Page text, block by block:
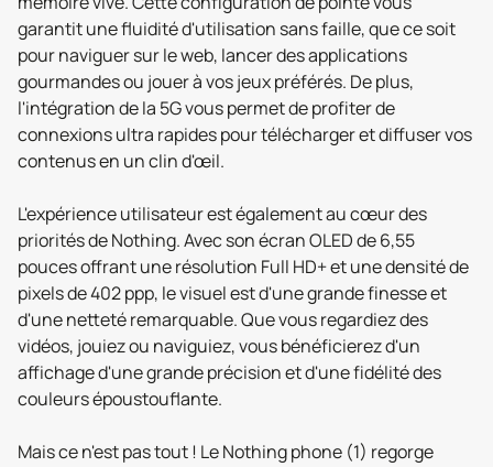
garantit une fluidité d'utilisation sans faille, que ce soit
pour naviguer sur le web, lancer des applications
gourmandes ou jouer à vos jeux préférés. De plus,
l'intégration de la 5G vous permet de profiter de
connexions ultra rapides pour télécharger et diffuser vos
contenus en un clin d'œil.
L'expérience utilisateur est également au cœur des
priorités de Nothing. Avec son écran OLED de 6,55
pouces offrant une résolution Full HD+ et une densité de
pixels de 402 ppp, le visuel est d'une grande finesse et
d'une netteté remarquable. Que vous regardiez des
vidéos, jouiez ou naviguiez, vous bénéficierez d'un
affichage d'une grande précision et d'une fidélité des
couleurs époustouflante.
Mais ce n'est pas tout ! Le Nothing phone (1) regorge